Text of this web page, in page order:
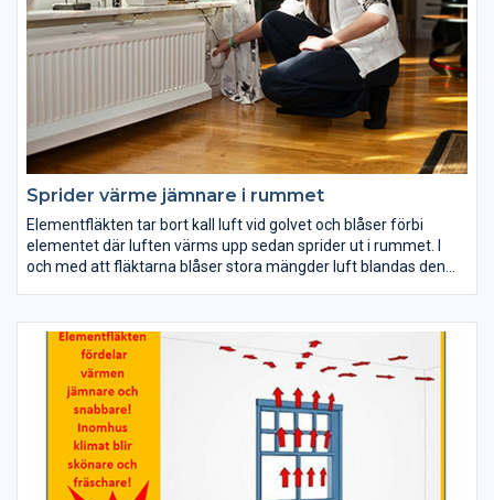
Sprider värme jämnare i rummet
Elementfläkten tar bort kall luft vid golvet och blåser förbi
elementet där luften värms upp sedan sprider ut i rummet. I
och med att fläktarna blåser stora mängder luft blandas den